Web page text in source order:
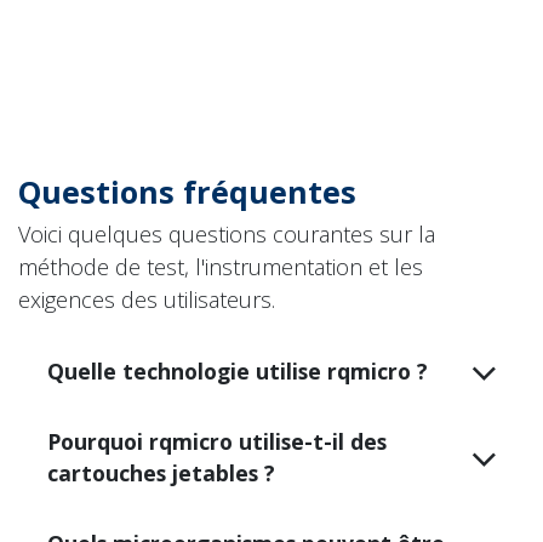
Questions fréquentes
Voici quelques questions courantes sur la
méthode de test, l'instrumentation et les
exigences des utilisateurs.
Quelle technologie utilise rqmicro ?
Pourquoi rqmicro utilise-t-il des
cartouches jetables ?